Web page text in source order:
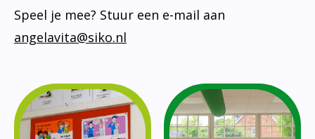
Speel je mee? Stuur een e-mail aan
angelavita@siko.nl